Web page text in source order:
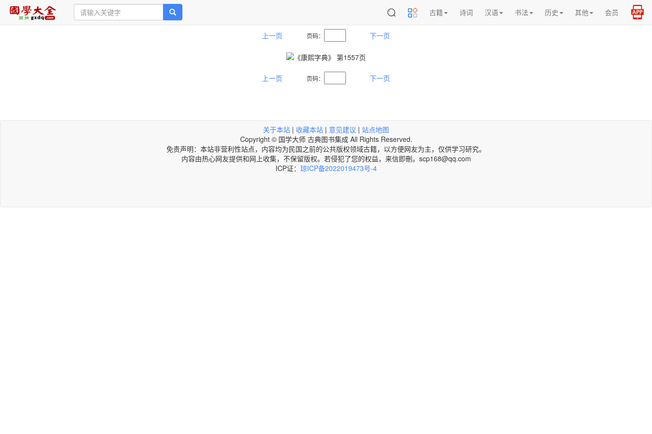
古籍 诗词 汉语 书法 历史 其他 会员
上一页 页码： 下一页
上一页 页码： 下一页
关于本站 | 收藏本站 | 意见建议 | 站点地图
Copyright © 国学大师 古典图书集成 All Rights Reserved.
免责声明：本站非营利性站点，内容均为民国之前的公共版权领域古籍，以方便网友为主，仅供学习研究。
内容由热心网友提供和网上收集，不保留版权。若侵犯了您的权益，来信即刪。scp168@qq.com
ICP证： 琼ICP备2022019473号-4